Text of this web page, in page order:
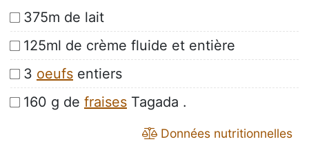
375m de lait
125ml de crème fluide et entière
3 oeufs entiers
160 g de fraises Tagada .
Données nutritionnelles